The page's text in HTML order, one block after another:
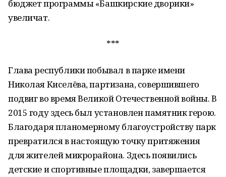
бюджет программы «Башкирские дворики»
увеличат.
***
Глава республики побывал в парке имени
Николая Киселёва, партизана, совершившего
подвиг во время Великой Отечественной войны. В
2015 году здесь был установлен памятник герою.
Благодаря планомерному благоустройству парк
превратился в настоящую точку притяжения
для жителей микрорайона. Здесь появились
детские и спортивные площадки, завершается